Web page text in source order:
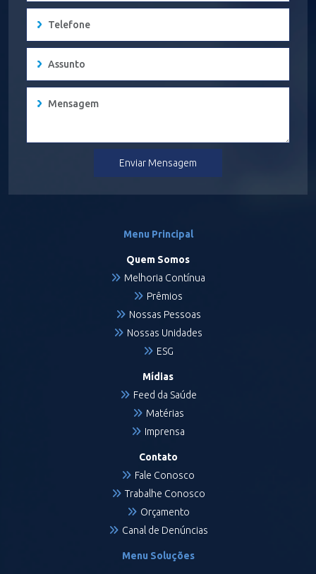
Enviar Mensagem
Menu Principal
Quem Somos
Melhoria Contínua
Prêmios
Nossas Pessoas
Nossas Unidades
ESG
Mídias
Feed da Saúde
Matérias
Imprensa
Contato
Fale Conosco
Trabalhe Conosco
Orçamento
Canal de Denúncias
Menu Soluções